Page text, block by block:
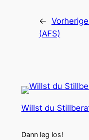
←
(AFS)
Willst du
Dann leg los!